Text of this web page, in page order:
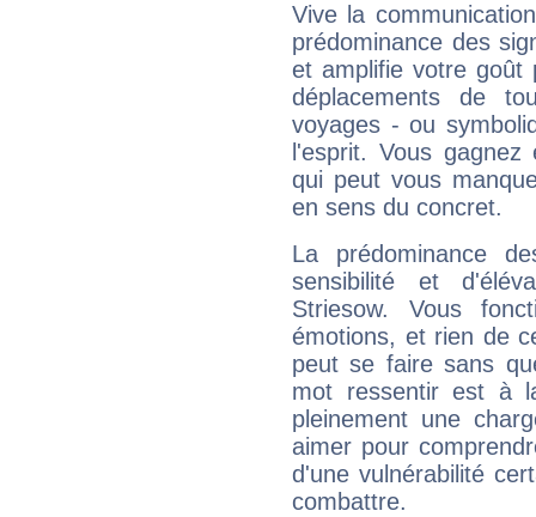
Vive la
prédominance des
et amplifie votre goût
déplacements de
voyages - ou
l'esprit. Vous
qui peut vous
en sens du concret.
La prédominance
sensibilité et
Striesow. Vous
émotions, et rien de
peut se faire sans
mot ressentir est à
pleinement une
aimer pour
d'une vulnérabilité
combattre.